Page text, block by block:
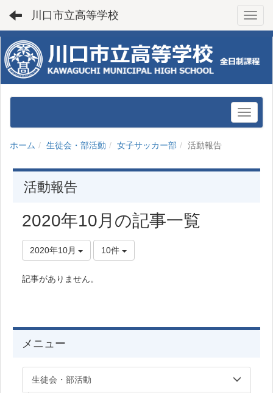
川口市立高等学校
ホーム 生徒会・部活動 女子サッカー部 活動報告
活動報告
2020年10月の記事一覧
2020年10月 10件
記事がありません。
メニュー
生徒会・部活動